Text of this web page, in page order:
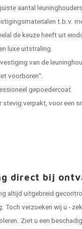
aantal
t.b.v.
de keuze heeft uit
luxe uitstraling.
van de
voorboren".
gepoedercoat.
verpakt, voor een
direct bij
altijd uitgebreid
verzoeken wij u -
Ziet u een